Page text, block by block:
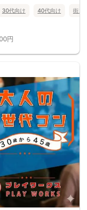
30代向け 40代向け 街コ
円